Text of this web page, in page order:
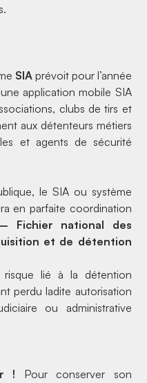
SIAprévoit pour l’année
application mobile SIA
clubs de tirs et
aux détenteurs métiers
et agents de sécurité
le SIA ou système
en parfaite coordination
Fichier national des
et de détention
lié à la détention
perdu ladite autorisation
ou administrative
! Pour conserver son